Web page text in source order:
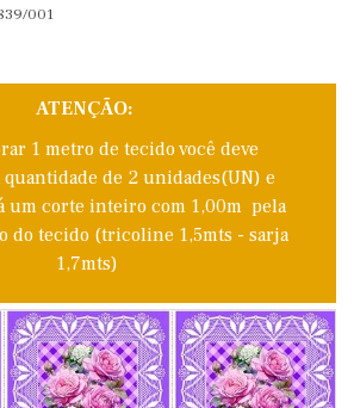
001
ATENÇÃO:
1 metro de tecido você deve
de 2 unidades(UN) e
um corte inteiro com 1,00m pela
do tecido (tricoline 1,5mts - sarja
1,7mts)